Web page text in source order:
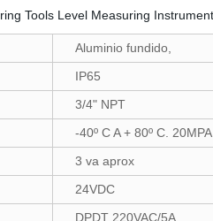
Aluminio fundido,
IP65
3/4" NPT
-40º C A + 80º C. 20MPA
3 va aprox
24VDC
DPDT 220VAC/5A